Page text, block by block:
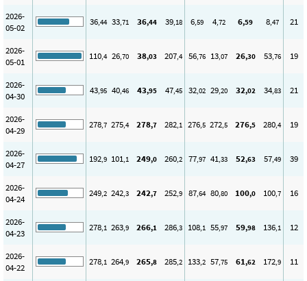
2026-
05-02
36,44 33,71 36,44 39,18 6,59 4,72 6,59 8,47 21
2026-
05-01
110,4 26,70 38,03 207,4 56,76 13,07 26,30 53,76 19
2026-
04-30
43,95 40,46 43,95 47,45 32,02 29,20 32,02 34,83 21
2026-
04-29
278,7 275,4 278,7 282,1 276,5 272,5 276,5 280,4 19
2026-
04-27
192,9 101,1 249,0 260,2 77,97 41,33 52,63 57,49 39
2026-
04-24
249,2 242,3 242,7 252,9 87,64 80,80 100,0 100,7 16
2026-
04-23
278,1 263,9 266,1 286,3 108,1 55,97 59,98 136,1 12
2026-
04-22
278,1 264,9 265,8 285,2 133,2 57,75 61,62 172,9 11